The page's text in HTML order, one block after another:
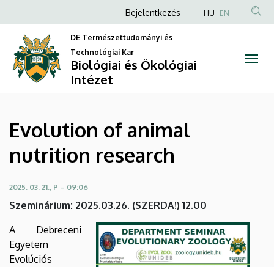
animal
nutrition
Biológiai
és
Ökológiai
Intézet
a
tartalomra
Anonim
Felhasználói
fiók
menüje
Bejelentkezés HU EN
DE Természettudományi és
Technológiai Kar
Biológiai és Ökológiai
Intézet
Evolution of animal
nutrition research
2025. 03. 21., P – 09:06
Szeminárium: 2025.03.26. (SZERDA!) 12.00
A Debreceni
Egyetem
Evolúciós